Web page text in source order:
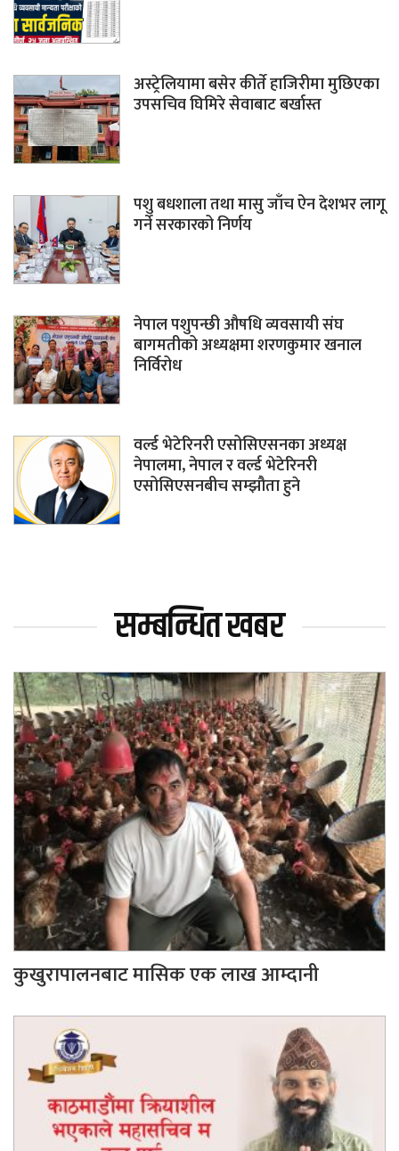
अस्ट्रेलियामा बसेर कीर्ते हाजिरीमा मुछिएका
उपसचिव घिमिरे सेवाबाट बर्खास्त
पशु बधशाला तथा मासु जाँच ऐन देशभर लागू
गर्ने सरकारको निर्णय
नेपाल पशुपन्छी औषधि व्यवसायी संघ
बागमतीको अध्यक्षमा शरणकुमार खनाल
निर्विरोध
वर्ल्ड भेटेरिनरी एसोसिएसनका अध्यक्ष
नेपालमा, नेपाल र वर्ल्ड भेटेरिनरी
एसोसिएसनबीच सम्झौता हुने
सम्बन्धित खबर
कुखुरापालनबाट मासिक एक लाख आम्दानी